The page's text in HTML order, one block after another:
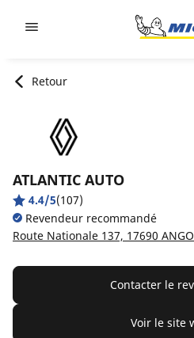
Retour
ATLANTIC AUTO
4.4/5(107)
Revendeur recommandé
Route Nationale 137, 17690
Contacter le
Voir le site